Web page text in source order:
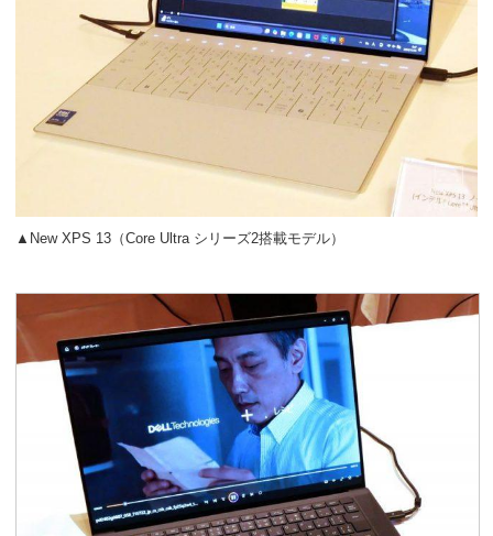
▲New XPS 13（Core Ultra シリーズ2搭載モデル）